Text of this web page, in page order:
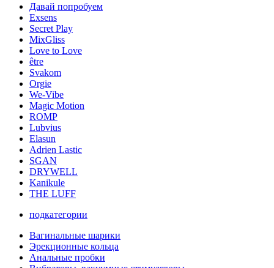
Давай попробуем
Exsens
Secret Play
MixGliss
Love to Love
être
Svakom
Orgie
We-Vibe
Magic Motion
ROMP
Lubvius
Elasun
Adrien Lastic
SGAN
DRYWELL
Kanikule
THE LUFF
подкатегории
Вагинальные шарики
Эрекционные кольца
Анальные пробки